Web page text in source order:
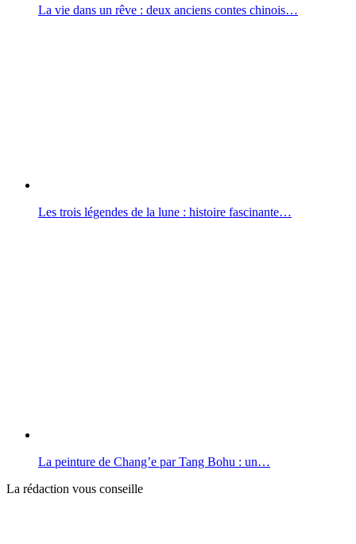
La vie dans un rêve : deux anciens contes chinois…
Les trois légendes de la lune : histoire fascinante…
La peinture de Chang’e par Tang Bohu : un…
La rédaction vous conseille